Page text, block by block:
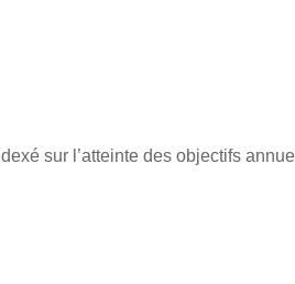
sur l’atteinte des objectifs